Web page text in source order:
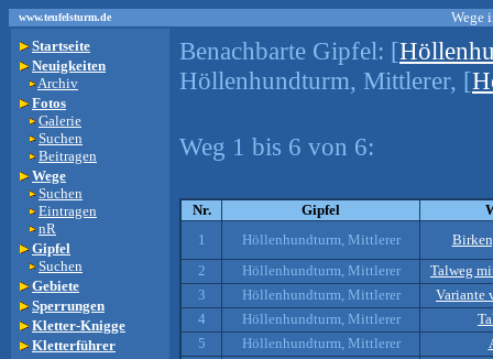
www.teufelsturm.de
Wege
Startseite
Neuigkeiten
Archiv
Fotos
Galerie
Suchen
Beitragen
Wege
Suchen
Eintragen
nR
Gipfel
Suchen
Gebiete
Sperrungen
Kletter-Knigge
Kletterführer
Benachbarte Gipfel: [
Höllenhundturm, Mittlerer, [
Weg 1 bis 6 von 6:
Nr. Gipfel
1
Höllenhundturm, Mittlerer
2
Höllenhundturm, Mittlerer
Talweg
3
Höllenhundturm, Mittlerer
Variante
4
Höllenhundturm, Mittlerer
5
Höllenhundturm, Mittlerer